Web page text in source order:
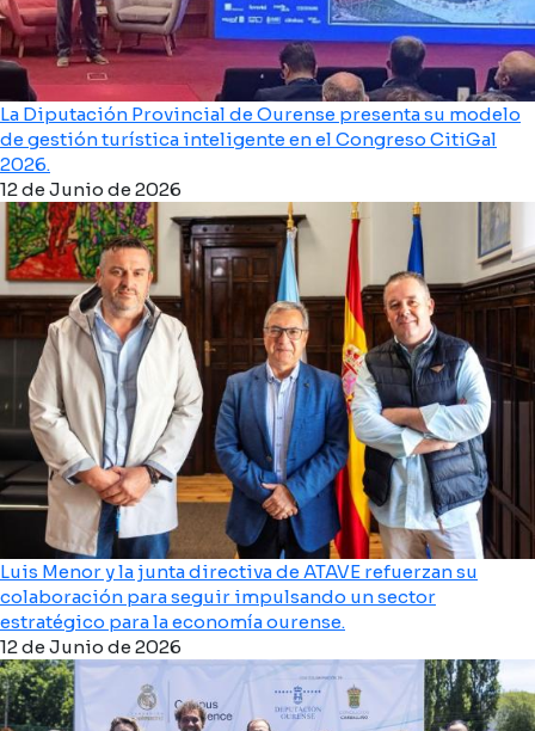
La Diputación Provincial de Ourense presenta su modelo
de gestión turística inteligente en el Congreso CitiGal
2026.
12 de Junio de 2026
Luis Menor y la junta directiva de ATAVE refuerzan su
colaboración para seguir impulsando un sector
estratégico para la economía ourense.
12 de Junio de 2026